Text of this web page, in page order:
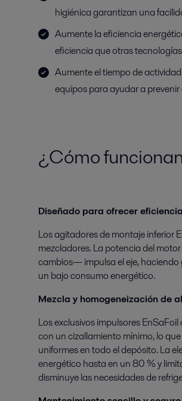
higiénica garantizan una
Aumente la eficiencia
eficiencia que otras
Aumente el tiempo de
equipos para ayudar a
¿Cómo
Diseñado para ofrecer eficiencia
Los agitadores de montaje inferior
mezcladores. La potencia del
cambios— impulsa el eje,
un bajo consumo energético.
Mezcla y homogeneización de
Los exclusivos impulsores
con un cizallamiento mínimo, lo
uniformes en todo el depósito. La
energético hasta en un 80 % y
disminuye las necesidades de